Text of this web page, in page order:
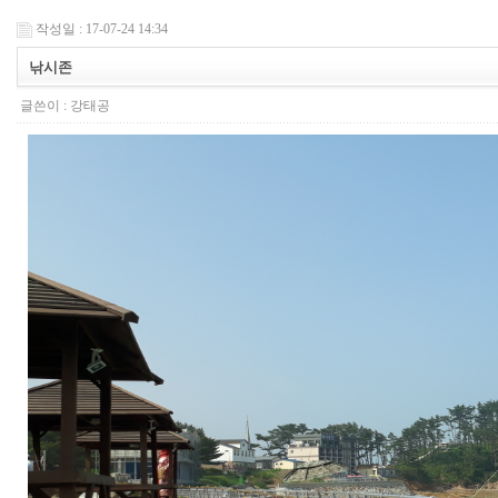
작성일 : 17-07-24 14:34
낚시존
글쓴이 : 강태공